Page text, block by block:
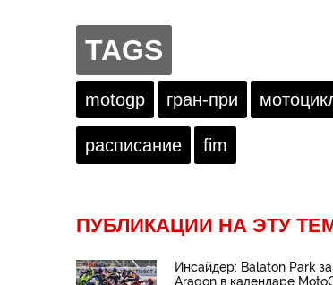
стал Ди Джианантонио.
Результаты квалификации
BritishGP MotoGP 2026
Три
TAGS
motogp гран-при
расписание fim
ПУБЛИКАЦИИ НА ЭТУ
Инсайдер: Balaton Park
Aragon в календаре